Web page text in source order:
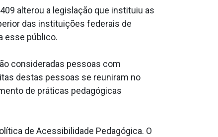
alterou a legislação que instituiu as
das instituições federais de
esse público.
consideradas pessoas com
destas pessoas se reuniram no
de práticas pedagógicas
de Acessibilidade Pedagógica. O